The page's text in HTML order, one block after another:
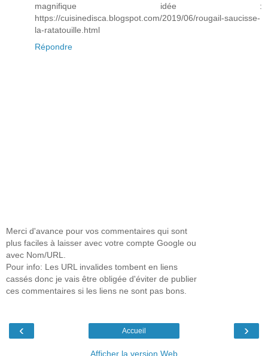
magnifique idée :
https://cuisinedisca.blogspot.com/2019/06/rougail-saucisse-
la-ratatouille.html
Répondre
Merci d'avance pour vos commentaires qui sont
plus faciles à laisser avec votre compte Google ou
avec Nom/URL.
Pour info: Les URL invalides tombent en liens
cassés donc je vais être obligée d'éviter de publier
ces commentaires si les liens ne sont pas bons.
‹ ›
Accueil
Afficher la version Web